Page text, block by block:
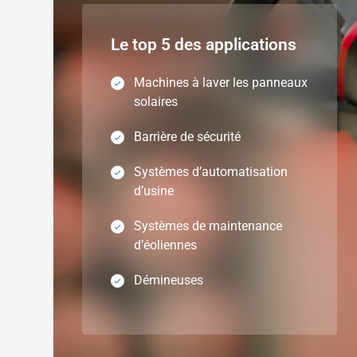
Le top 5 des applications
Machines à laver les panneaux
solaires
Barrière de sécurité
Systèmes d’automatisation
d’usine
Systèmes de maintenance
d’éoliennes
Démineuses